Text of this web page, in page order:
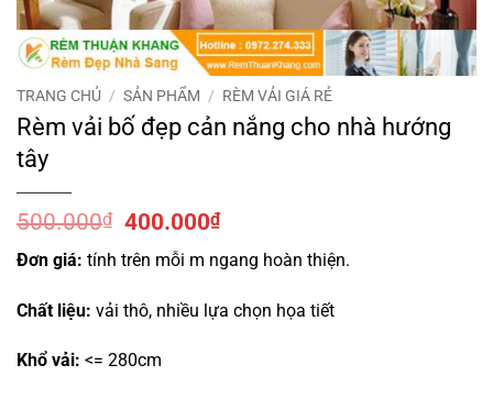
TRANG CHỦ / SẢN PHẨM / RÈM VẢI GIÁ RẺ
Rèm vải bố đẹp cản nắng cho nhà hướng
tây
500.000₫ Giá
là:
400.000₫Giá
tại
400.000₫.
Đơn giá: tính trên mỗi m ngang hoàn thiện.
Chất liệu: vải thô, nhiều lựa chọn họa tiết
Khổ vải: <= 280cm